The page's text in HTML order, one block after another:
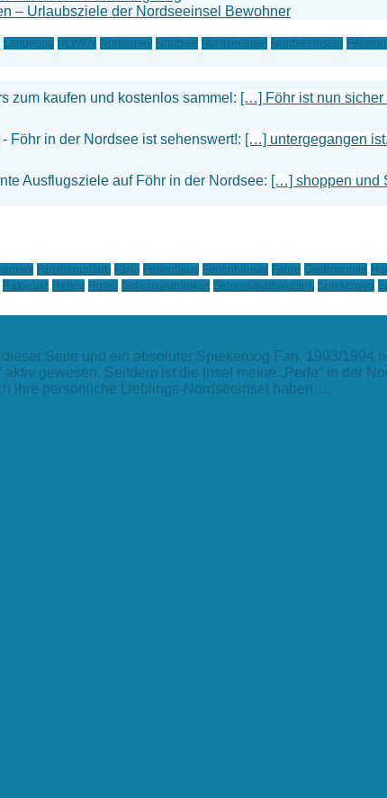
– Urlaubsziele der Nordseeinsel Bewohner
Langeoog NLWKN Norderney Nordsee Nordseeinsel Nordseeinseln
zum kaufen und kostenlos sammel: […] Föhr ist nun sicher
Föhr in der Nordsee ist sehenswert!: […] untergegangen
Ausflugsziele auf Föhr in der Nordsee: […] shoppen und
Familienurlaub Fanö Ferienhaus Ferienhäuser Fähre Gastronomie
Ratgeber Reiten Romö Sehenswürdigkeit Sehenswürdigkeiten Spiekeroog
Seite und ein absoluter Spiekeroog Fan. 1993/
aktiv gewesen. Seitdem ist die Insel meine „Perle“ in
ihre persönliche Lieblings-Nordseeinsel haben….